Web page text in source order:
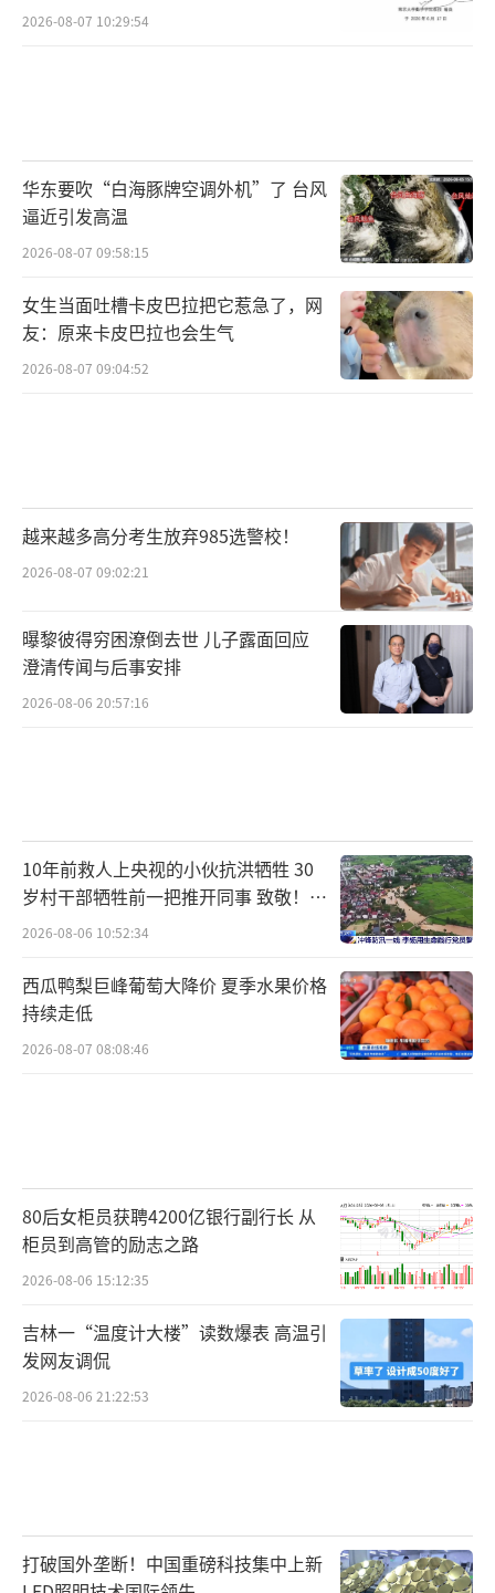
2026-08-07 10:29:54
华东要吹“白海豚牌空调外机”了 台风
逼近引发高温
2026-08-07 09:58:15
女生当面吐槽卡皮巴拉把它惹急了，网
友：原来卡皮巴拉也会生气
2026-08-07 09:04:52
越来越多高分考生放弃985选警校！
2026-08-07 09:02:21
曝黎彼得穷困潦倒去世 儿子露面回应
澄清传闻与后事安排
2026-08-06 20:57:16
10年前救人上央视的小伙抗洪牺牲 30
岁村干部牺牲前一把推开同事 致敬！送
别！
2026-08-06 10:52:34
西瓜鸭梨巨峰葡萄大降价 夏季水果价格
持续走低
2026-08-07 08:08:46
80后女柜员获聘4200亿银行副行长 从
柜员到高管的励志之路
2026-08-06 15:12:35
吉林一“温度计大楼”读数爆表 高温引
发网友调侃
2026-08-06 21:22:53
打破国外垄断！中国重磅科技集中上新